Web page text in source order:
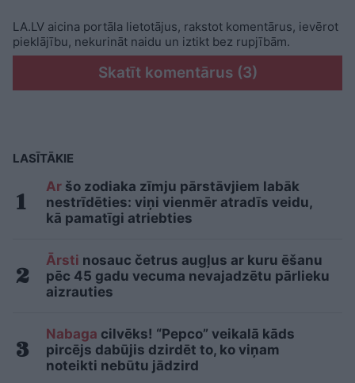
LA.LV aicina portāla lietotājus, rakstot komentārus, ievērot
pieklājību, nekurināt naidu un iztikt bez rupjībām.
Skatīt komentārus (3)
LASĪTĀKIE
Ar šo zodiaka zīmju pārstāvjiem labāk
nestrīdēties: viņi vienmēr atradīs veidu,
kā pamatīgi atriebties
Ārsti nosauc četrus augļus ar kuru ēšanu
pēc 45 gadu vecuma nevajadzētu pārlieku
aizrauties
Nabaga cilvēks! “Pepco” veikalā kāds
pircējs dabūjis dzirdēt to, ko viņam
noteikti nebūtu jādzird